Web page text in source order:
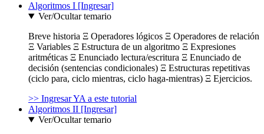
Algoritmos I [Ingresar]
Ver/Ocultar temario
Breve historia Ξ Operadores lógicos Ξ Operadores de relación
Ξ Variables Ξ Estructura de un algoritmo Ξ Expresiones
aritméticas Ξ Enunciado lectura/escritura Ξ Enunciado de
decisión (sentencias condicionales) Ξ Estructuras repetitivas
(ciclo para, ciclo mientras, ciclo haga-mientras) Ξ Ejercicios.
>> Ingresar YA a este tutorial
Algoritmos II [Ingresar]
Ver/Ocultar temario